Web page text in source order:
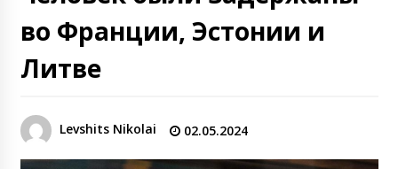
во Франции, Эстонии и
Литве
Levshits Nikolai 02.05.2024